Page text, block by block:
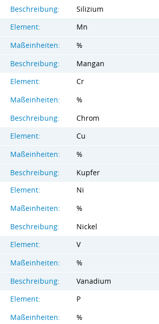
Beschreibung:
Silizium
Element:
Mn
Maßeinheiten:
%
Beschreibung:
Mangan
Element:
Cr
Maßeinheiten:
%
Beschreibung:
Chrom
Element:
Cu
Maßeinheiten:
%
Beschreibung:
Kupfer
Element:
Ni
Maßeinheiten:
%
Beschreibung:
Nickel
Element:
V
Maßeinheiten:
%
Beschreibung:
Vanadium
Element:
P
Maßeinheiten:
%